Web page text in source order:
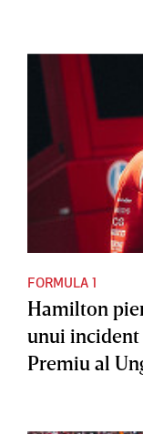
FORMULA 1
Hamilton
unui
Premiu al